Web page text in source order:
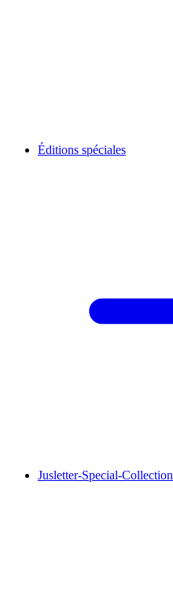
Éditions spéciales
Jusletter-Special-Collection